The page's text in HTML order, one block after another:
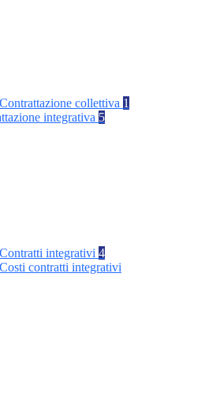
Contrattazione collettiva 1
integrativa 5
Contratti integrativi 4
Costi contratti integrativi